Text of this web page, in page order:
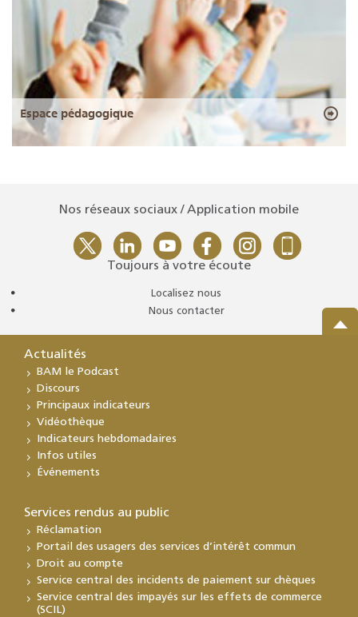
Espace pédagogique
Nos réseaux sociaux / Application mobile
Toujours à votre écoute
Localisez nous
Nous contacter
Actualités
BAM le Podcast
Discours
Principaux indicateurs
Vidéothèque
Indicateurs hebdomadaires
Infos utiles
Événements
Services rendus au public
Réclamation
Portail des usagers des services d’intérêt commun
Droit au compte
Service central des incidents de paiement sur chèques
Service central des impayés sur les effets de commerce
(SCIL)